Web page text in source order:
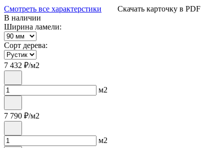
Смотреть все характерстики
Скачать карточку в PDF
В наличии
Ширина ламели:
Сорт дерева:
7 432 ₽/м2
м2
7 790 ₽/м2
м2